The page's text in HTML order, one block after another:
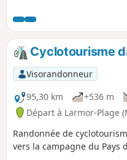
paysages variés rythmés
nombreuses chapelles
différents hameaux
Cyclotourisme
Visorandonneur
95,30 km
+536 m
Départ à Larmor-Plage
Randonnée de
vers la campagne du Pays